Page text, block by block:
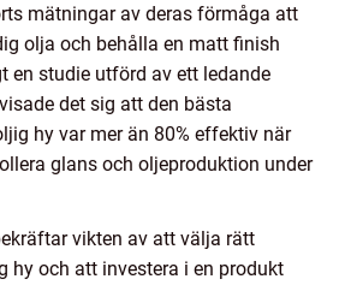
mätningar av deras förmåga att
olja och behålla en matt finish
en studie utförd av ett ledande
det sig att den bästa
hy var mer än 80% effektiv när
glans och oljeproduktion under
vikten av att välja rätt
hy och att investera i en produkt